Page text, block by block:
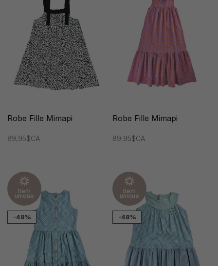
Robe Fille Mimapi
89,95$CA
Robe Fille Mimapi
89,95$CA
Item
unique
-48%
Item
unique
-48%